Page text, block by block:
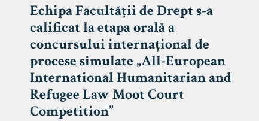
Echipa Facultății de Drept s-a
calificat la etapa orală a
concursului internațional de
procese simulate „All-European
International Humanitarian and
Refugee Law Moot Court
Competition”